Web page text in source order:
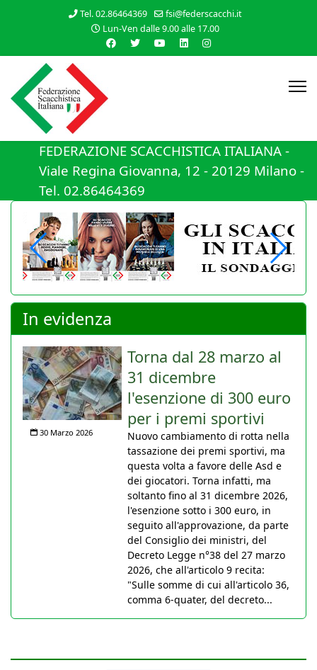
Tel. 02.86464369
fsi@federscacchi.it
Lun-Ven dalle 9.00 alle 17.00
FEDERAZIONE SCACCHISTICA ITALIANA -
Viale Regina Giovanna, 12 - 20129 Milano -
Tel. 02.86464369
In evidenza
30 Marzo 2026
Torna dal 28 marzo al
31 dicembre
l'esenzione di 300 euro
per i premi sportivi
Nuovo cambiamento di rotta nella
tassazione dei premi sportivi, ma
questa volta a favore delle Asd e
dei giocatori. Torna infatti, ma
soltanto fino al 31 dicembre 2026,
l'esenzione sotto i 300 euro, in
seguito all'approvazione, da parte
del Consiglio dei ministri, del
Decreto Legge n°38 del 27 marzo
2026, che all'articolo 9 recita:
"Sulle somme di cui all'articolo 36,
comma 6-quater, del decreto...